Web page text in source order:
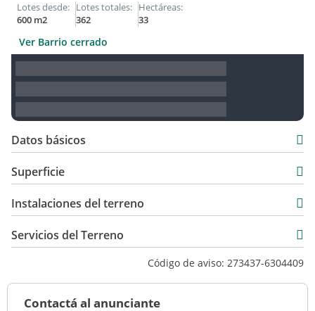
Lotes desde:
600 m2
Lotes totales:
362
Hectáreas:
33
Ver Barrio cerrado
Datos básicos
Superficie
Instalaciones del terreno
Servicios del Terreno
Código de aviso: 273437-6304409
Contactá al anunciante